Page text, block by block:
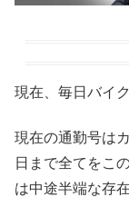
現在、毎日バイ
現在の通勤号は
日まで全てをこ
は中途半端な存